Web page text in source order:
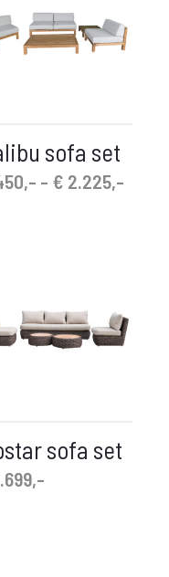
sofa set
- € 2.225,-
sofa set